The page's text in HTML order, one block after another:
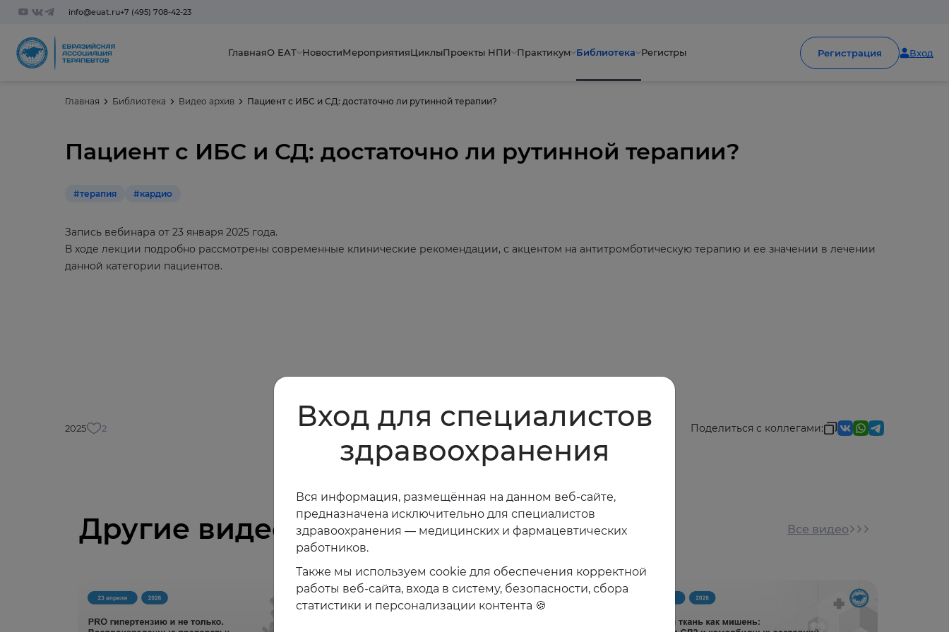
info@euat.ru+7 (495) 708-42-23
ГлавнаяО ЕАТ НовостиМероприятияЦиклыПроекты НПИ Практикум Библиотека Регистры Регистрация Вход
Главная Библиотека Видео архив Пациент с ИБС и СД: достаточно ли рутинной терапии?
Пациент с ИБС и СД: достаточно ли рутинной терапии?
#терапия #кардио
Запись вебинара от 23 января 2025 года.
В ходе лекции подробно рассмотрены современные клинические рекомендации, с акцентом на антитромботическую терапию и ее значении в лечении
данной категории пациентов.
2025 2 Поделиться с коллегами:
Другие видео Все видео
Вход для специалистов
здравоохранения
Вся информация, размещённая на данном веб-сайте,
предназначена исключительно для специалистов
здравоохранения — медицинских и фармацевтических
работников.
Также мы используем cookie для обеспечения корректной
работы веб-сайта, входа в систему, безопасности, сбора
статистики и персонализации контента 🍪